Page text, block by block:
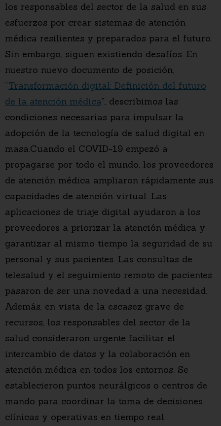
los responsables del sector de la salud en sus
esfuerzos por crear sistemas de atención
médica resilientes y preparados para el futuro.
Sin embargo, siguen existiendo desafíos. En
nuestro nuevo documento de posición,
“Transformación digital: Definición del futuro
de la atención médica”, describimos las
condiciones necesarias para impulsar la
adopción de la tecnología de salud digital en
masa.Cuando el COVID-19 empezó a
propagarse por todo el mundo, los proveedores
de atención médica ampliaron rápidamente sus
capacidades de atención virtual. Las
aplicaciones de triaje digital ayudaron a los
proveedores a priorizar la atención médica y
garantizar al mismo tiempo la seguridad de su
personal y sus pacientes. Las consultas de
telesalud y el seguimiento remoto de pacientes
pasaron de ser una novedad a una necesidad.
Además, en vista de la escasez grave de
recursos, los responsables del sector de la
salud consideraron urgente facilitar el
intercambio de datos y la colaboración en
atención médica en todos los entornos. Se
establecieron puntos neurálgicos o centros de
mando para coordinar la toma de decisiones
clínicas y operativas en tiempo real.